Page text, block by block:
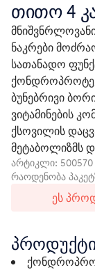
თითო 4
ნაკრები
სათანადო
ბუნებრივი
ვიტამინების
ქსოვილის
მეტაბოლიზმს
არტიკლი: 500570
რაოდენობა
ეს